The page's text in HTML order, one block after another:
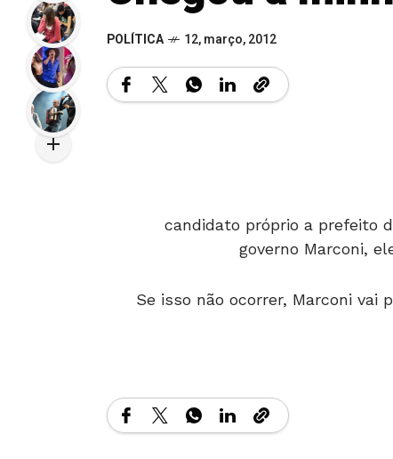
POLÍTICA 12, março, 2012
candidato próprio a prefeito
governo Marconi,
Se isso não ocorrer, Marconi